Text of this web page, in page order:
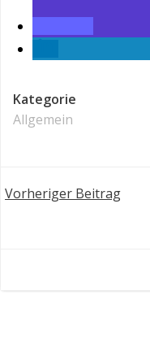
Kategorie
Allgemein
Post
Vorheriger Beitrag